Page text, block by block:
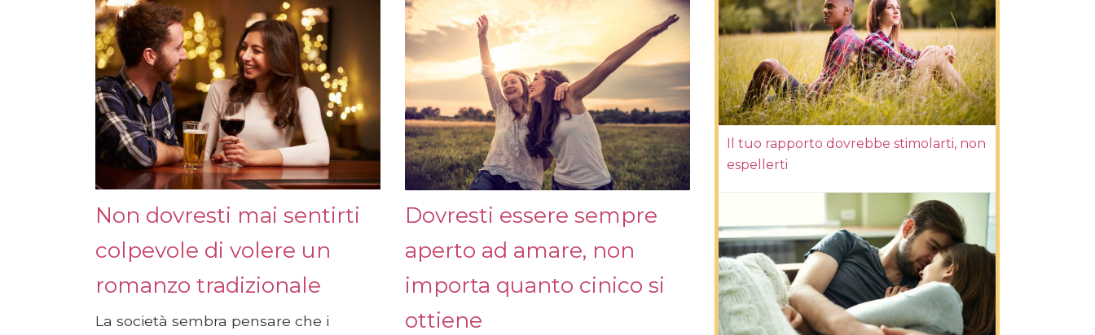
Non dovresti mai sentirti
colpevole di volere un
romanzo tradizionale
La società sembra pensare che i
Dovresti essere sempre
aperto ad amare, non
importa quanto cinico si
ottiene
Il tuo rapporto dovrebbe stimolarti, non
espellerti